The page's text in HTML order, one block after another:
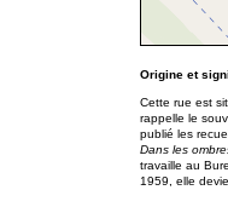
Origine et
Cette rue est
rappelle le
publié les
Dans les
travaille au
1959, elle